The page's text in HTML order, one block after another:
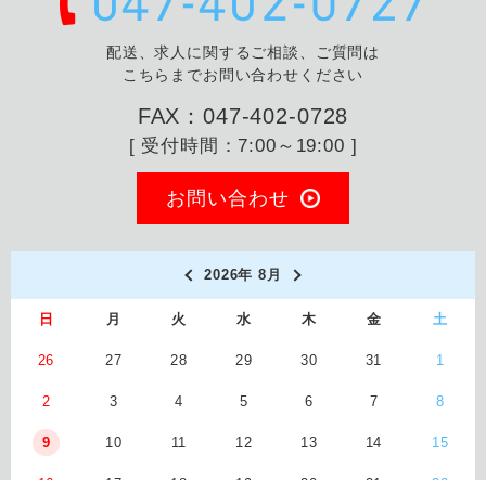
配送、求人に関するご相談、ご質問は
こちらまでお問い合わせください
FAX：047-402-0728
[ 受付時間：7:00～19:00 ]
お問い合わせ
2026年 8月
日 月 火 水 木 金 土
26 27 28 29 30 31 1
2 3 4 5 6 7 8
9 10 11 12 13 14 15